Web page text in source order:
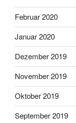
Februar 2020
Januar 2020
Dezember 2019
November 2019
Oktober 2019
September 2019